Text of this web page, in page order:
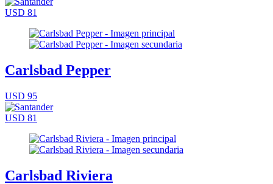
USD 81
Carlsbad Pepper
USD 95
USD 81
Carlsbad Riviera